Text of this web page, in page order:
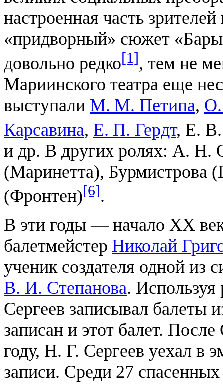
настроенная часть
«придворный» сюжет
довольно редко[1], тем не
Мариинского театра еще
выступали М. М. Петипа, О.
Карсавина, Е. П. Гердт, Е.
и др. В других ролях: А. Н.
(Маринетта), Бурмистрова
(Фронтен)[6].
В эти годы — начало ХХ
балетмейстер Николай
ученик создателя одной из
В. И. Степанова. Используя
Сергеев записывал балеты
записан и этот балет.
году, Н. Г. Сергеев уехал в
записи. Среди 27